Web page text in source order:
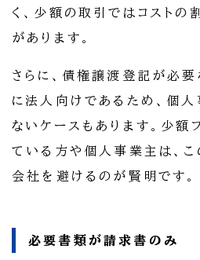
く、少額の取引ではコストの
があります。
さらに、債権譲渡登記が必要
に法人向けであるため、個
ないケースもあります。少額
ている方や個人事業主は、
会社を避けるのが賢明です。
必要書類が請求書のみ